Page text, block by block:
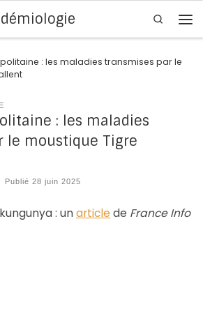
Search
: les maladies transmises par le
: les maladies
le moustique Tigre
Publié 28 juin 2025
: unarticle de France Info